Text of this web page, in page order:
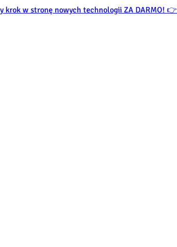
krok w stronę nowych technologii ZA DARMO! 👉